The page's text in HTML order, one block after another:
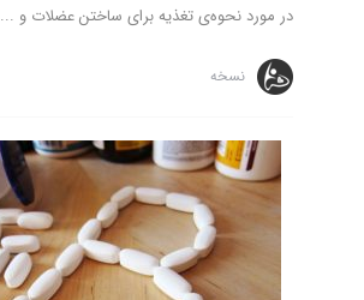
در مورد نحوه‌ی تغذیه برای ساختن عضلات و ...
نسخه